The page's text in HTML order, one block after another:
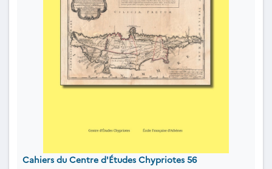
Cahiers du Centre d'Études Chypriotes 56